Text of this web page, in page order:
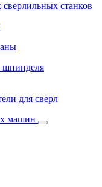
станков
для сверл
машин